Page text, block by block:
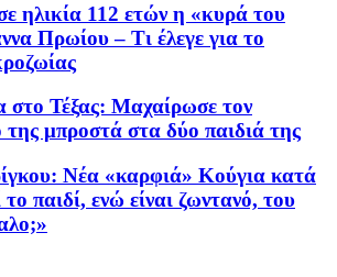
ηλικία 112 ετών η «κυρά του
Πρωίου – Τι έλεγε για το
στο Τέξας: Μαχαίρωσε τον
μπροστά στα δύο παιδιά της
Νέα «καρφιά» Κούγια κατά
παιδί, ενώ είναι ζωντανό, του